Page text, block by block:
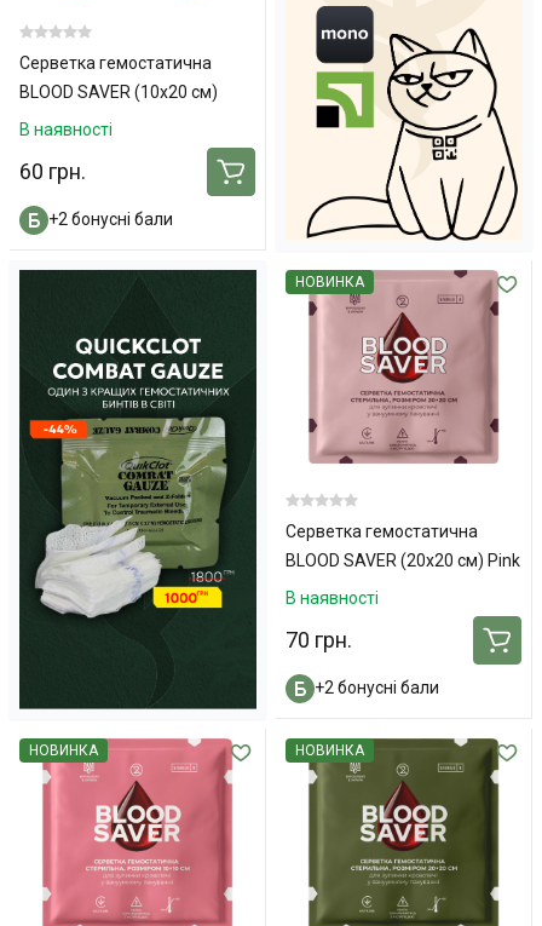
Серветка гемостатична
BLOOD SAVER (10х20 см)
В наявності
60 грн.
+2 бонусні бали
НОВИНКА
Серветка гемостатична
BLOOD SAVER (20х20 см) Pink
В наявності
70 грн.
+2 бонусні бали
НОВИНКА НОВИНКА